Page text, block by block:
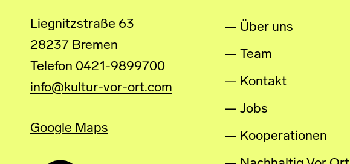
Liegnitzstraße 63
28237 Bremen
Telefon 0421-9899700
info@kultur-vor-ort.com
Google Maps
Über uns
Team
Kontakt
Jobs
Kooperationen